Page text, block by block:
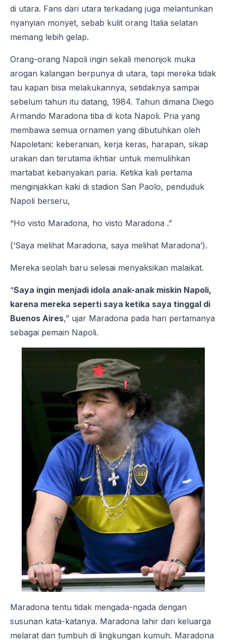
di utara. Fans dari utara terkadang juga melantunkan
nyanyian monyet, sebab kulit orang Italia selatan
memang lebih gelap.
Orang-orang Napoli ingin sekali menonjok muka
arogan kalangan berpunya di utara, tapi mereka tidak
tau kapan bisa melakukannya, setidaknya sampai
sebelum tahun itu datang, 1984. Tahun dimana Diego
Armando Maradona tiba di kota Napoli. Pria yang
membawa semua ornamen yang dibutuhkan oleh
Napoletani: keberanian, kerja keras, harapan, sikap
urakan dan terutama ikhtiar untuk memulihkan
martabat kebanyakan paria. Ketika kali pertama
menginjakkan kaki di stadion San Paolo, penduduk
Napoli berseru,
“Ho visto Maradona, ho visto Maradona .”
(‘Saya melihat Maradona, saya melihat Maradona’).
Mereka seolah baru selesai menyaksikan malaikat.
“Saya ingin menjadi idola anak-anak miskin Napoli,
karena mereka seperti saya ketika saya tinggal di
Buenos Aires,” ujar Maradona pada hari pertamanya
sebagai pemain Napoli.
Maradona tentu tidak mengada-ngada dengan
susunan kata-katanya. Maradona lahir dari keluarga
melarat dan tumbuh di lingkungan kumuh. Maradona